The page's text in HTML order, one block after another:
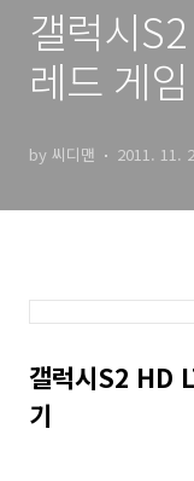
갤럭시
레드 게
by 씨디맨 2011. 11.
갤럭시S2 HD
기